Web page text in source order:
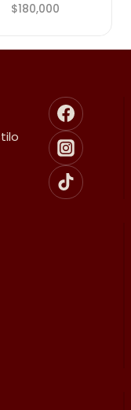
$180,000